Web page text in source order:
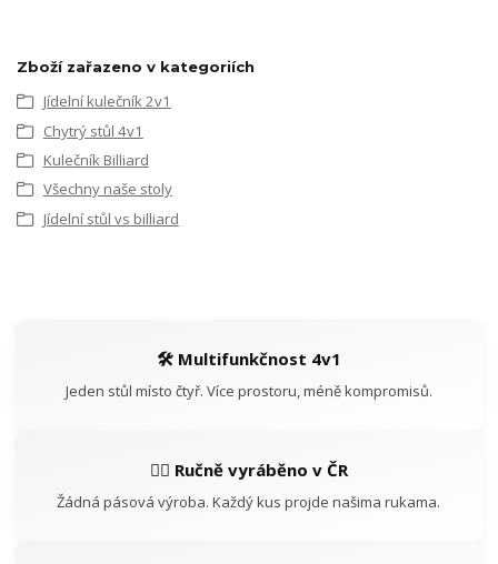
Zboží zařazeno v kategoriích
Jídelní kulečník 2v1
Chytrý stůl 4v1
Kulečník Billiard
Všechny naše stoly
Jídelní stůl vs billiard
🛠️ Multifunkčnost 4v1
Jeden stůl místo čtyř. Více prostoru, méně kompromisů.
👷‍♂️ Ručně vyráběno v ČR
Žádná pásová výroba. Každý kus projde našima rukama.